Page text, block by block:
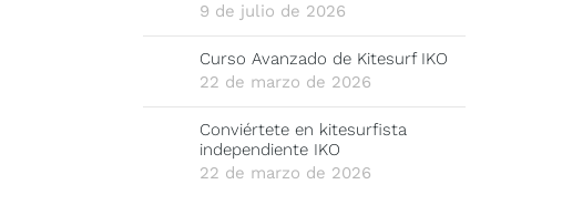
9 de julio de 2026
Curso Avanzado de Kitesurf IKO
22 de marzo de 2026
Conviértete en kitesurfista
independiente IKO
22 de marzo de 2026